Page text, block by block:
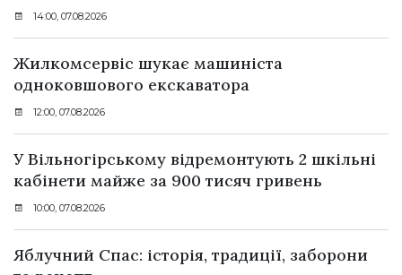
14:00, 07.08.2026
Жилкомсервіс шукає машиніста
одноковшового екскаватора
12:00, 07.08.2026
У Вільногірському відремонтують 2 шкільні
кабінети майже за 900 тисяч гривень
10:00, 07.08.2026
Яблучний Спас: історія, традиції, заборони